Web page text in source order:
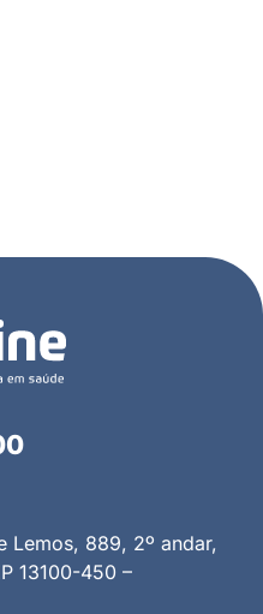
Lemos, 889, 2º andar,
13100-450 –